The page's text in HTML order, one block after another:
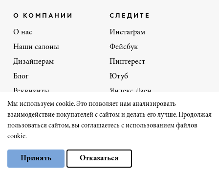
О КОМПАНИИ
О нас
Наши салоны
Дизайнерам
Блог
Реквизиты
Пользовательское
соглашение
Политика обработки
персональных данных
Политика обработки
файлов cookies
СЛЕДИТЕ
Инстаграм
Фейсбук
Пинтерест
Ютуб
Яндекс.Дзен
Чат-бот
Мы используем cookie. Это позволяет нам анализировать
взаимодействие покупателей с сайтом и делать его лучше. Продолжая
пользоваться сайтом, вы соглашаетесь с использованием файлов
cookie.
Минимальные
Принять Отказаться